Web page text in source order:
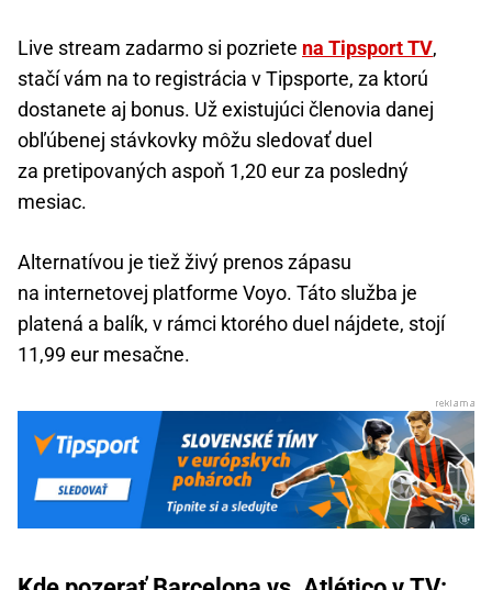
Live stream zadarmo si pozriete na Tipsport TV,
stačí vám na to registrácia v Tipsporte, za ktorú
dostanete aj bonus. Už existujúci členovia danej
obľúbenej stávkovky môžu sledovať duel
za pretipovaných aspoň 1,20 eur za posledný
mesiac.
Alternatívou je tiež živý prenos zápasu
na internetovej platforme Voyo. Táto služba je
platená a balík, v rámci ktorého duel nájdete, stojí
11,99 eur mesačne.